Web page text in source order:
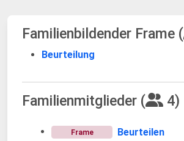
Familienbildender Frame (
Beurteilung
Familienmitglieder ( 4)
Frame
Beurteilen